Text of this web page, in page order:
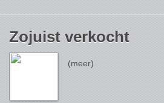
Zojuist verkocht
(meer)